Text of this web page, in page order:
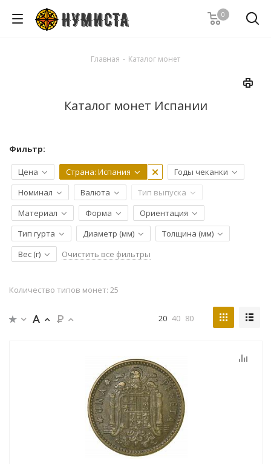
0
Главная - Каталог монет
Каталог монет Испании
Фильтр:
Цена Страна: Испания
Годы чеканки
Номинал
Валюта
Тип выпуска
Материал
Форма
Ориентация
Тип гурта
Диаметр (мм)
Толщина (мм)
Вес (г)
Очистить все фильтры
Количество типов монет: 25
20 40 80